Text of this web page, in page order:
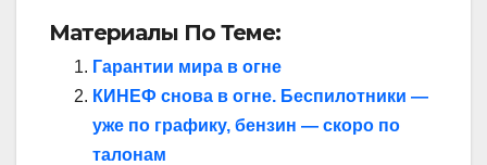
Материалы По Теме:
Гарантии мира в огне
КИНЕФ снова в огне. Беспилотники —
уже по графику, бензин — скоро по
талонам